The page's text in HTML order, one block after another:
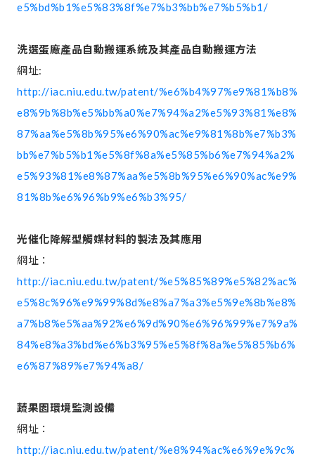
e5%bd%b1%e5%83%8f%e7%b3%bb%e7%b5%b1/
洗選蛋廠產品自動搬運系統及其產品自動搬運方法
網址:
http://iac.niu.edu.tw/patent/%e6%b4%97%e9%81%b8%
e8%9b%8b%e5%bb%a0%e7%94%a2%e5%93%81%e8%
87%aa%e5%8b%95%e6%90%ac%e9%81%8b%e7%b3%
bb%e7%b5%b1%e5%8f%8a%e5%85%b6%e7%94%a2%
e5%93%81%e8%87%aa%e5%8b%95%e6%90%ac%e9%
81%8b%e6%96%b9%e6%b3%95/
光催化降解型觸媒材料的製法及其應用
網址：
http://iac.niu.edu.tw/patent/%e5%85%89%e5%82%ac%
e5%8c%96%e9%99%8d%e8%a7%a3%e5%9e%8b%e8%
a7%b8%e5%aa%92%e6%9d%90%e6%96%99%e7%9a%
84%e8%a3%bd%e6%b3%95%e5%8f%8a%e5%85%b6%
e6%87%89%e7%94%a8/
蔬果園環境監測設備
網址：
http://iac.niu.edu.tw/patent/%e8%94%ac%e6%9e%9c%